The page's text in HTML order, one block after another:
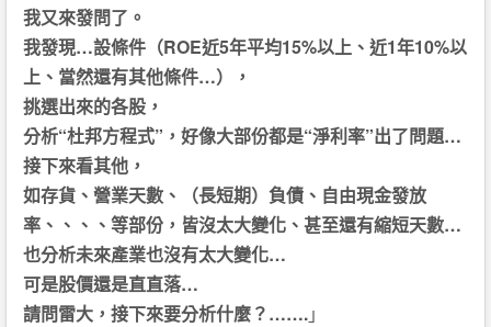
我又來發問了。
我發現…設條件（ROE近5年平均15%以上、近1年10%以
上、當然還有其他條件…），
挑選出來的各股，
分析“杜邦方程式”，好像大部份都是“淨利率”出了問題…
接下來看其他，
如存貨、營業天數、（長短期）負債、自由現金發放
率、、、、等部份，皆沒太大變化、甚至還有縮短天數…
也分析未來產業也沒有太大變化…
可是股價還是直直落…
請問雷大，接下來要分析什麼？…….」